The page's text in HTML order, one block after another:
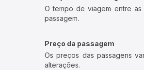
O tempo de viagem entre
passagem.
Preço da passagem
Os preços das passagens
alterações.